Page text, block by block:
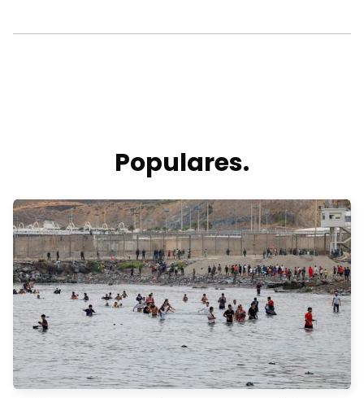
Populares.